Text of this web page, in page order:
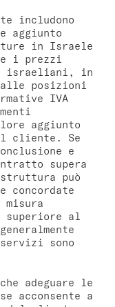
includono
aggiunto
in Israele
i prezzi
israeliani, in
posizioni
IVA
aggiunto
cliente. Se
e
supera
può
concordate
superiore al
sono
adeguare le
acconsente a